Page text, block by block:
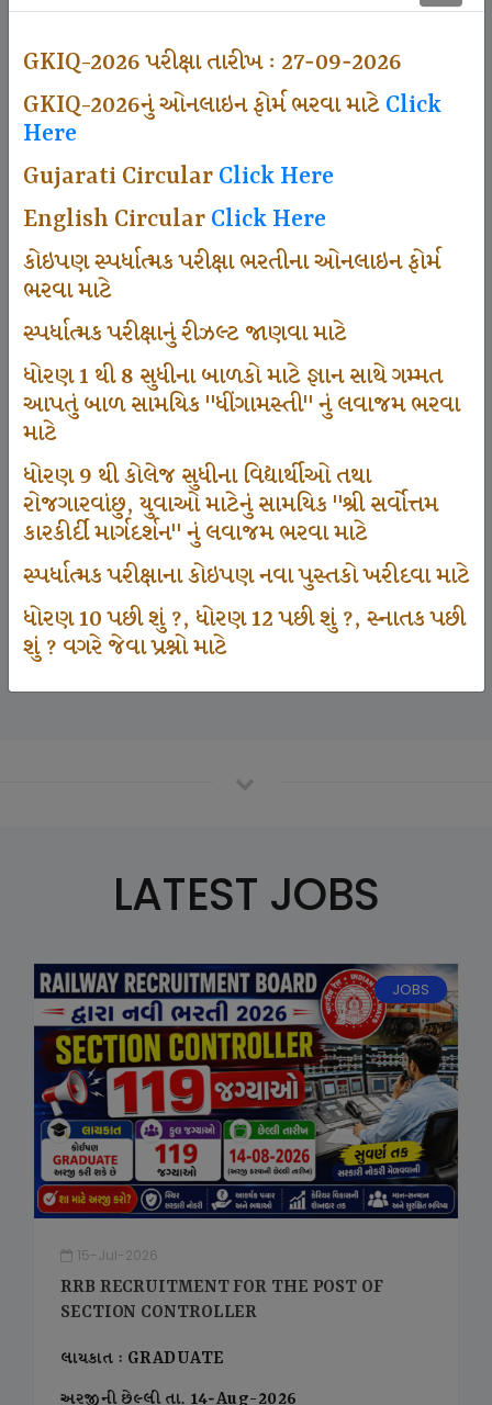
GKIQ-2026 પરીક્ષા તારીખ : 27-09-2026
GKIQ-2026નું ઓનલાઇન ફોર્મ ભરવા માટેClick
Here
Gujarati CircularClick Here
English CircularClick Here
કોઇપણ સ્પર્ધાત્મક પરીક્ષા ભરતીના ઓનલાઇન ફોર્મ
ભરવા માટે
સ્પર્ધાત્મક પરીક્ષાનું રીઝલ્ટ જાણવા માટે
ધોરણ 1 થી 8 સુધીના બાળકો માટે જ્ઞાન સાથે ગમ્મત
આપતું બાળ સામયિક "ધીંગામસ્તી" નું લવાજમ ભરવા
માટે
ધોરણ 9 થી કોલેજ સુધીના વિદ્યાર્થીઓ તથા
રોજગારવાંછુ, યુવાઓ માટેનું સામયિક "શ્રી સર્વોત્તમ
કારકીર્દી માર્ગદર્શન" નું લવાજમ ભરવા માટે
સ્પર્ધાત્મક પરીક્ષાના કોઇપણ નવા પુસ્તકો ખરીદવા માટે
ધોરણ 10 પછી શું ?, ધોરણ 12 પછી શું ?, સ્નાતક પછી
શું ? વગરે જેવા પ્રશ્નો માટે
501
Dhingamasti Subscription
671
1000
Participate School In GKIQ
125000
LATEST JOBS
JOBS
15-Jul-2026
RRB RECRUITMENT FOR THE POST OF
SECTION CONTROLLER
લાયકાત : GRADUATE
અરજીની છેલ્લી તા. 14-Aug-2026